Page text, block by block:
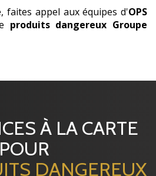
faites appel aux équipes d'OPS
produits dangereux Groupe
À LA CARTE
POUR
DANGEREUX